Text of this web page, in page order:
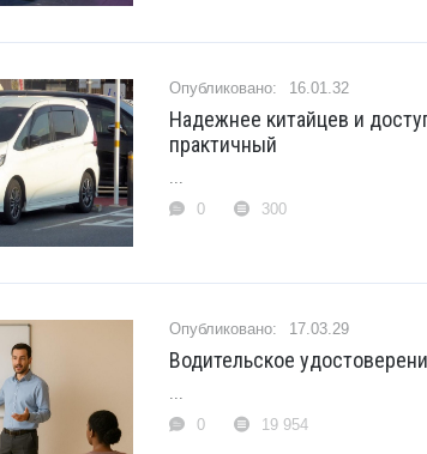
16.01.32
Надежнее китайцев и
практичный
...
0
300
17.03.29
Водительское
...
0
19 954